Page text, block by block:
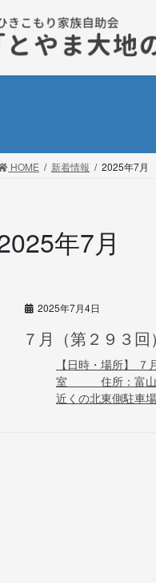
HOME 新着情報 2025年7月
年7月
2025年7月4日
７月（第２９３
【日時・場所】
室 住所：富山
近くの北東側駐車